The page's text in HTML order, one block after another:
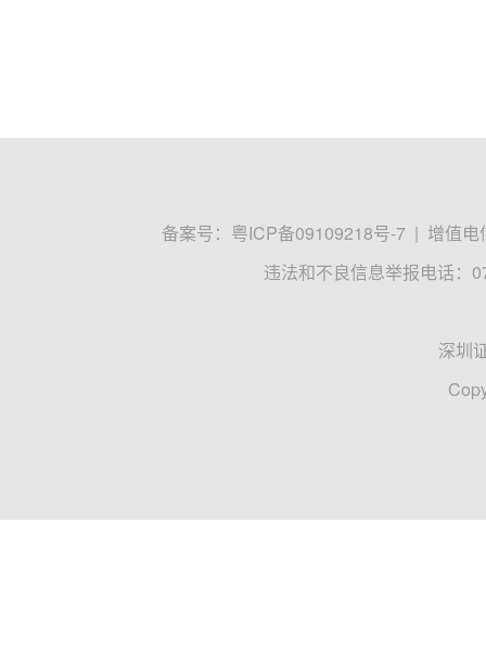
备案号： 粤ICP备09109218号-7 | 增值电
违法和不良信息举报电话：
深圳